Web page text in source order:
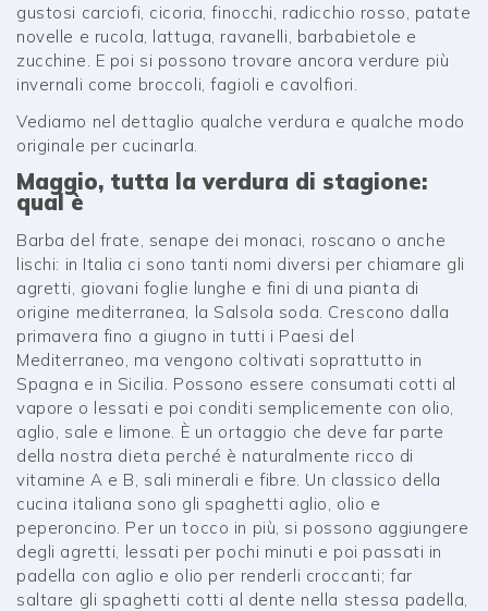
gustosi carciofi, cicoria, finocchi, radicchio rosso, patate
novelle e rucola, lattuga, ravanelli, barbabietole e
zucchine. E poi si possono trovare ancora verdure più
invernali come broccoli, fagioli e cavolfiori.
Vediamo nel dettaglio qualche verdura e qualche modo
originale per cucinarla.
Maggio, tutta la verdura di stagione:
qual è
Barba del frate, senape dei monaci, roscano o anche
lischi: in Italia ci sono tanti nomi diversi per chiamare gli
agretti, giovani foglie lunghe e fini di una pianta di
origine mediterranea, la Salsola soda. Crescono dalla
primavera fino a giugno in tutti i Paesi del
Mediterraneo, ma vengono coltivati soprattutto in
Spagna e in Sicilia. Possono essere consumati cotti al
vapore o lessati e poi conditi semplicemente con olio,
aglio, sale e limone. È un ortaggio che deve far parte
della nostra dieta perché è naturalmente ricco di
vitamine A e B, sali minerali e fibre. Un classico della
cucina italiana sono gli spaghetti aglio, olio e
peperoncino. Per un tocco in più, si possono aggiungere
degli agretti, lessati per pochi minuti e poi passati in
padella con aglio e olio per renderli croccanti; far
saltare gli spaghetti cotti al dente nella stessa padella,